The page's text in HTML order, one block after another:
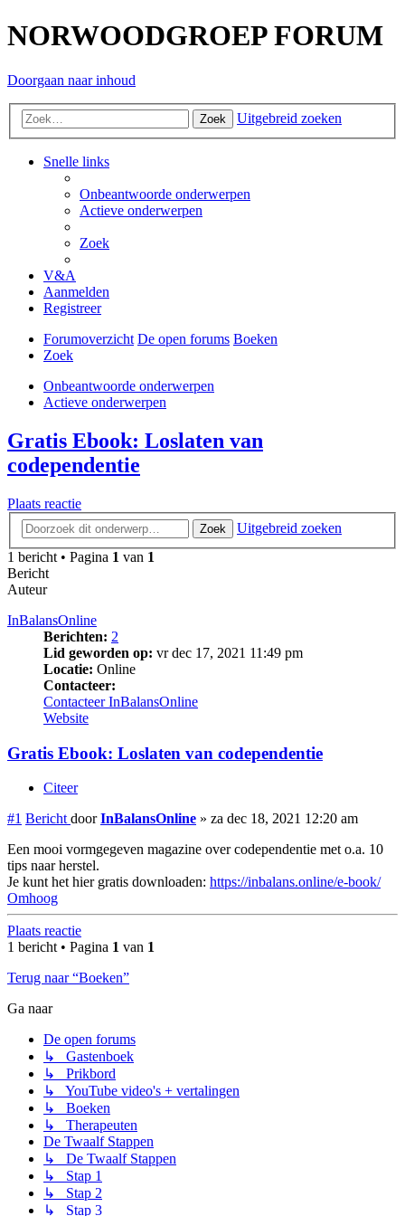
NORWOODGROEP FORUM
Doorgaan naar inhoud
Zoek Uitgebreid zoeken
Snelle links
Onbeantwoorde onderwerpen
Actieve onderwerpen
Zoek
V&A
Aanmelden
Registreer
Forumoverzicht De open forums Boeken
Zoek
Onbeantwoorde onderwerpen
Actieve onderwerpen
Gratis Ebook: Loslaten van
codependentie
Plaats reactie
Zoek
Uitgebreid zoeken
1 bericht • Pagina 1 van 1
Bericht
Auteur
InBalansOnline
Berichten: 2
Lid geworden op: vr dec 17, 2021 11:49 pm
Locatie: Online
Contacteer:
Contacteer InBalansOnline
Website
Gratis Ebook: Loslaten van codependentie
Citeer
#1 Bericht doorInBalansOnline » za dec 18, 2021 12:20 am
Een mooi vormgegeven magazine over codependentie met o.a. 10
tips naar herstel.
Je kunt het hier gratis downloaden: https://inbalans.online/e-book/
Omhoog
Plaats reactie
1 bericht • Pagina 1 van 1
Terug naar “Boeken”
Ga naar
De open forums
↳ Gastenboek
↳ Prikbord
↳ YouTube video's + vertalingen
↳ Boeken
↳ Therapeuten
De Twaalf Stappen
↳ De Twaalf Stappen
↳ Stap 1
↳ Stap 2
↳ Stap 3